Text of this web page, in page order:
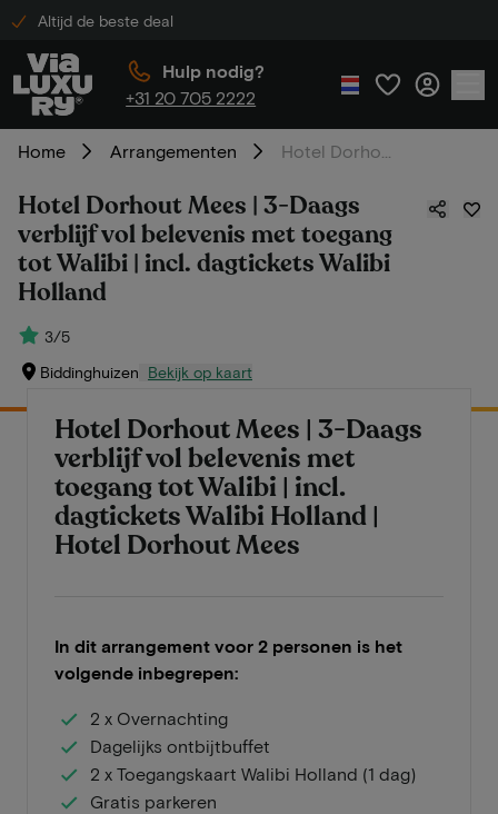
Altijd de beste deal
Hulp nodig?
+31 20 705 2222
Home Arrangementen
Hotel Dorhout Mees | 3-Daags
verblijf vol belevenis met toegang
tot Walibi | incl. dagtickets Walibi
Holland
3/5
Biddinghuizen Bekijk op kaart
Hotel Dorhout Mees | 3-Daags
verblijf vol belevenis met
toegang tot Walibi | incl.
dagtickets Walibi Holland |
Hotel Dorhout Mees
In dit arrangement voor 2 personen is het
volgende inbegrepen:
2 x Overnachting
Dagelijks ontbijtbuffet
2 x Toegangskaart Walibi Holland (1 dag)
Gratis parkeren